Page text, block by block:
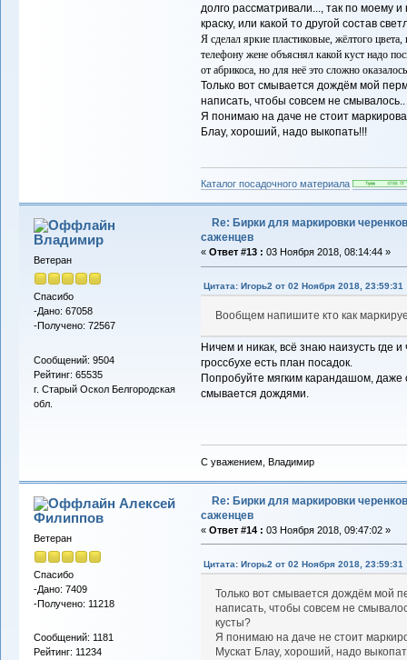
долго рассматривали..., так по моему
краску, или какой то другой состав
Я сделал яркие пластиковые, жёлтого
телефону жене объяснял какой куст надо
от абрикоса, но для неё это сложно
Только вот смывается дождём мой пер
написать, чтобы совсем не
Я понимаю на даче не стоит
Блау, хороший, надо выкопать!!!
Каталог посадочного материала
Владимиp
Ветеран
Спасибо
-Дано: 67058
-Получено: 72567
Сообщений: 9504
Рейтинг: 65535
г. Старый Оскол Белгородская
обл.
Re: Бирки для маркировки
саженцев
« Ответ #13 : 03 Ноября 2018, 08:14:44 »
Цитата: Игорь2 от 02 Ноября 2018, 23:59:31
Вообщем напишите кто как
Ничем и никак, всё знаю наизусть где
гроссбухе есть план посадок.
Попробуйте мягким карандашом, даже
смывается дождями.
С уважением, Владимир
Алексей
Филиппов
Ветеран
Спасибо
-Дано: 7409
-Получено: 11218
Сообщений: 1181
Рейтинг: 11234
Re: Бирки для маркировки
саженцев
« Ответ #14 : 03 Ноября 2018, 09:47:02 »
Цитата: Игорь2 от 02 Ноября 2018, 23:59:31
Только вот смывается дождём мой
написать, чтобы совсем не
кусты?
Я понимаю на даче не стоит
Мускат Блау, хороший, надо